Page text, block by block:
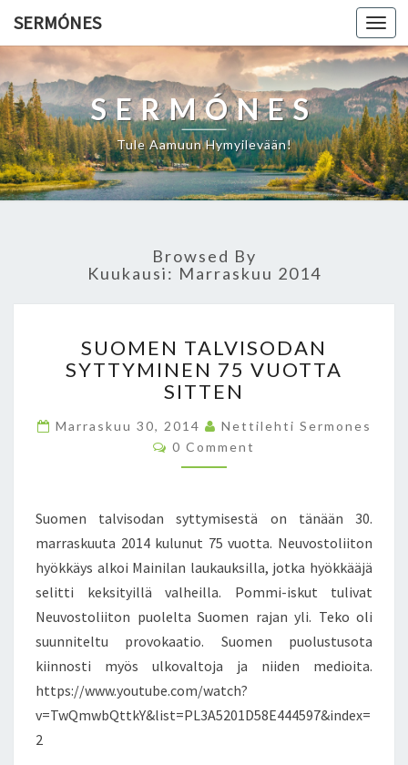
SERMÓNES
SERMÓNES
Tule Aamuun Hymyilevään!
Browsed By
Kuukausi: Marraskuu 2014
U
O
M
N
T
A
I
S
O
D
Y
T
T
SUOMEN TALVISODAN
SYTTYMINEN 75 VUOTTA
SITTEN
Marraskuu 30, 2014
Nettilehti Sermones
C
O
S
0 Comment
Suomen talvisodan syttymisestä on tänään 30.
marraskuuta 2014 kulunut 75 vuotta. Neuvostoliiton
hyökkäys alkoi Mainilan laukauksilla, jotka hyökkääjä
selitti keksityillä valheilla. Pommi-iskut tulivat
Neuvostoliiton puolelta Suomen rajan yli. Teko oli
suunniteltu provokaatio. Suomen puolustusota
kiinnosti myös ulkovaltoja ja niiden medioita.
https://www.youtube.com/watch?
v=TwQmwbQttkY&list=PL3A5201D58E444597&index=
2